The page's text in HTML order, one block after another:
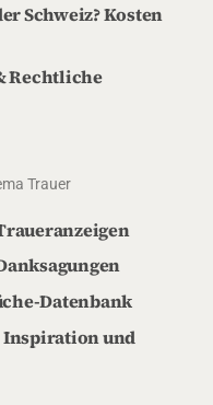
Schweiz? Kosten
Rechtliche
Trauer
Datenbank
Inspiration und